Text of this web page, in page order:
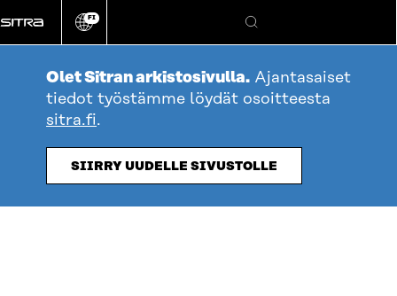
suoraan
sisältöön
Vaihda
kieli
FI
Hae
Olet Sitran arkistosivulla. Ajantasaiset
tiedot työstämme löydät osoitteesta
sitra.fi.
SIIRRY UUDELLE SIVUSTOLLE